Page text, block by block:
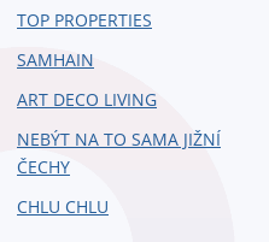
TOP PROPERTIES
SAMHAIN
ART DECO LIVING
NEBÝT NA TO SAMA JIŽNÍ
ČECHY
CHLU CHLU